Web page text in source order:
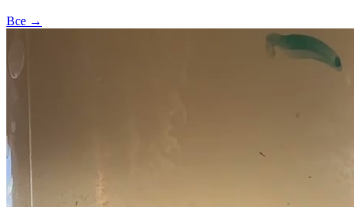
Все →